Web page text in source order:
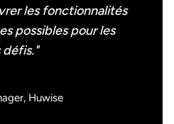
les fonctionnalités
possibles pour les
défis."
Huwise